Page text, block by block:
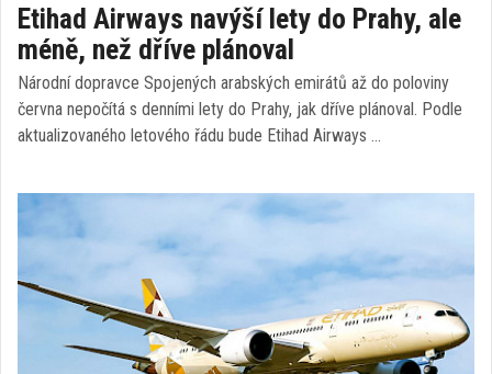
Etihad Airways navýší lety do Prahy, ale
méně, než dříve plánoval
Národní dopravce Spojených arabských emirátů až do poloviny
června nepočítá s denními lety do Prahy, jak dříve plánoval. Podle
aktualizovaného letového řádu bude Etihad Airways …